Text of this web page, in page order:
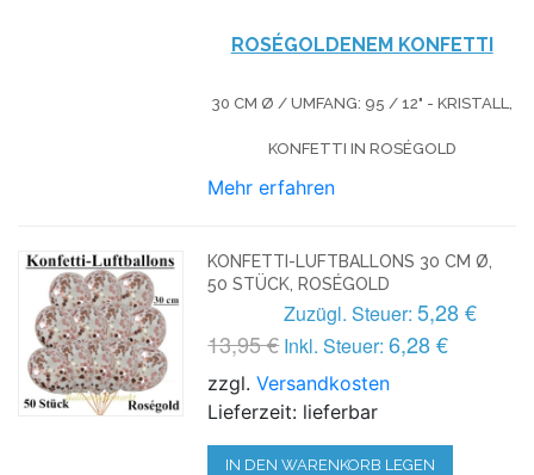
ROSÉGOLDENEM KONFETTI
30 CM Ø / UMFANG: 95 / 12" - KRISTALL,
KONFETTI IN ROSÉGOLD
Mehr erfahren
KONFETTI-LUFTBALLONS 30 CM Ø,
50 STÜCK, ROSÉGOLD
13,95 €
Zuzügl. Steuer: 5,28 €
Inkl. Steuer: 6,28 €
zzgl.Versandkosten
Lieferzeit: lieferbar
IN DEN WARENKORB LEGEN